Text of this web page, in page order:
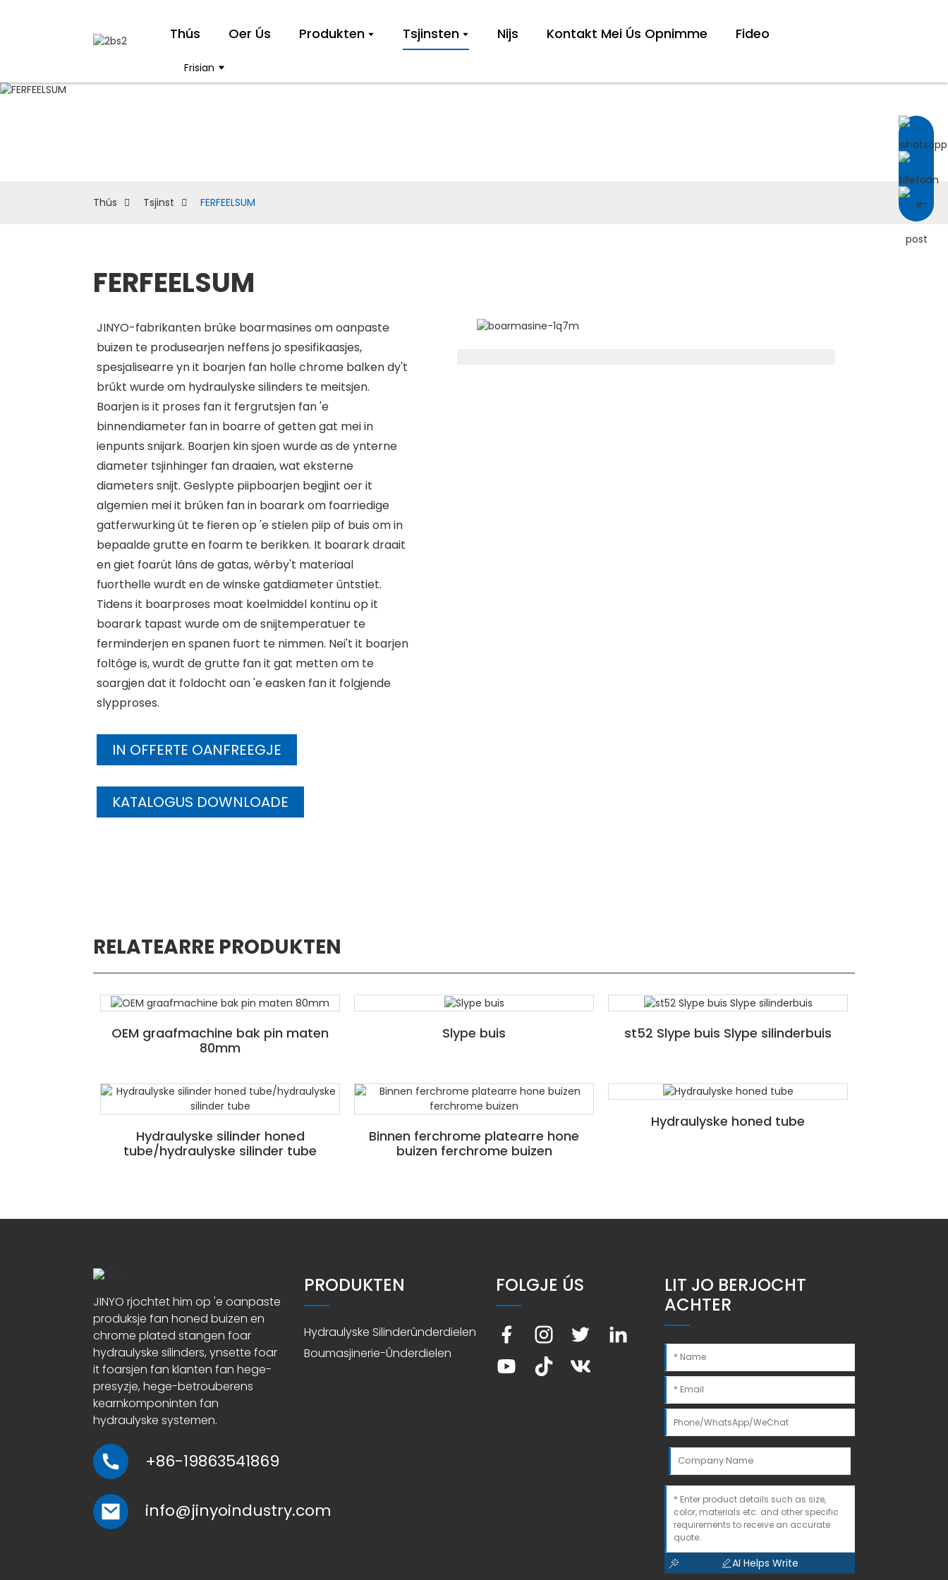
Thús Oer Ús Produkten Tsjinsten Nijs Kontakt Mei Ús Opnimme Fideo
Frisian
Thús Tsjinst FERFEELSUM
FERFEELSUM
JINYO-fabrikanten brûke boarmasines om oanpaste
buizen te produsearjen neffens jo spesifikaasjes,
spesjalisearre yn it boarjen fan holle chrome balken dy't
brûkt wurde om hydraulyske silinders te meitsjen.
Boarjen is it proses fan it fergrutsjen fan 'e
binnendiameter fan in boarre of getten gat mei in
ienpunts snijark. Boarjen kin sjoen wurde as de ynterne
diameter tsjinhinger fan draaien, wat eksterne
diameters snijt. Geslypte piipboarjen begjint oer it
algemien mei it brûken fan in boarark om foarriedige
gatferwurking út te fieren op 'e stielen piip of buis om in
bepaalde grutte en foarm te berikken. It boarark draait
en giet foarút lâns de gatas, wêrby't materiaal
fuorthelle wurdt en de winske gatdiameter ûntstiet.
Tidens it boarproses moat koelmiddel kontinu op it
boarark tapast wurde om de snijtemperatuer te
ferminderjen en spanen fuort te nimmen. Nei't it boarjen
foltôge is, wurdt de grutte fan it gat metten om te
soargjen dat it foldocht oan 'e easken fan it folgjende
slypproses.
IN OFFERTE OANFREEGJE
KATALOGUS DOWNLOADE
RELATEARRE PRODUKTEN
OEM graafmachine bak pin maten
80mm
Slype buis st52 Slype buis Slype silinderbuis
Hydraulyske silinder honed
tube/hydraulyske silinder tube
Binnen ferchrome platearre hone
buizen ferchrome buizen
Hydraulyske honed tube
JINYO rjochtet him op 'e oanpaste
produksje fan honed buizen en
chrome plated stangen foar
hydraulyske silinders, ynsette foar
it foarsjen fan klanten fan hege-
presyzje, hege-betrouberens
kearnkomponinten fan
hydraulyske systemen.
+86-19863541869
info@jinyoindustry.com
PRODUKTEN
Hydraulyske Silinderûnderdielen
Boumasjinerie-Ûnderdielen
FOLGJE ÚS
LIT JO BERJOCHT
ACHTER
AI Helps Write